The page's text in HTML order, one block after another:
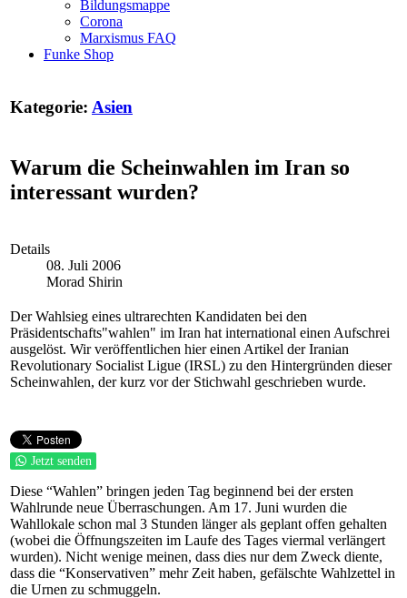
Bildungsmappe
Corona
Marxismus FAQ
Funke Shop
Kategorie: Asien
Warum die Scheinwahlen im Iran so
interessant wurden?
Details
08. Juli 2006
Morad Shirin
Der Wahlsieg eines ultrarechten Kandidaten bei den
Präsidentschafts"wahlen" im Iran hat international einen Aufschrei
ausgelöst. Wir veröffentlichen hier einen Artikel der Iranian
Revolutionary Socialist Ligue (IRSL) zu den Hintergründen dieser
Scheinwahlen, der kurz vor der Stichwahl geschrieben wurde.
Jetzt senden
Diese “Wahlen” bringen jeden Tag beginnend bei der ersten
Wahlrunde neue Überraschungen. Am 17. Juni wurden die
Wahllokale schon mal 3 Stunden länger als geplant offen gehalten
(wobei die Öffnungszeiten im Laufe des Tages viermal verlängert
wurden). Nicht wenige meinen, dass dies nur dem Zweck diente,
dass die “Konservativen” mehr Zeit haben, gefälschte Wahlzettel in
die Urnen zu schmuggeln.